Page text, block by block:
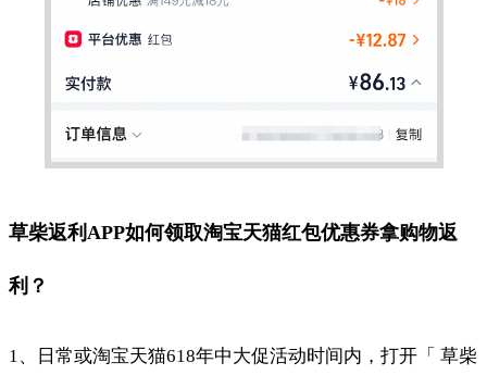
草柴返利APP如何领取淘宝天猫红包优惠券拿购物返
利？
1、日常或淘宝天猫618年中大促活动时间内，打开「 草柴